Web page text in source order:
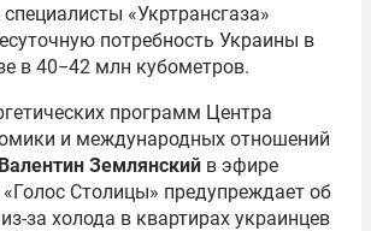
«Укртрансгаза»
потребность Украины в
в 40−42 млн кубометров.
программ Центра
и международных отношений
Валентин Землянский в эфире
Столицы» предупреждает об
за холода в квартирах украинцев